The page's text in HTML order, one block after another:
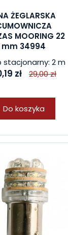
ŻEGLARSKA
MOORING 22
mm 34994
stacjonarny: 2 m
zł 29,00 zł
Do koszyka